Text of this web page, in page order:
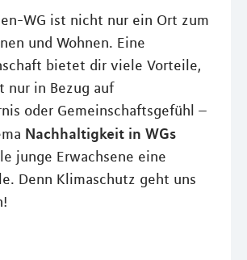
WG ist nicht nur ein Ort zum
und Wohnen. Eine
bietet dir viele Vorteile,
nur in Bezug auf
oder Gemeinschaftsgefühl –
Nachhaltigkeit in WGs
junge Erwachsene eine
Denn Klimaschutz geht uns